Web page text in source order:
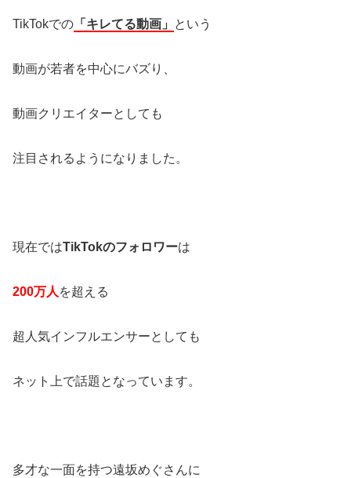
TikTokでの 「キレてる動画」 という
動画が若者を中心にバズり、
動画クリエイターとしても
注目されるようになりました。
現在ではTikTokのフォロワーは
200万人 を超える
超人気インフルエンサーとしても
ネット上で話題となっています。
多才な一面を持つ遠坂めぐさんに